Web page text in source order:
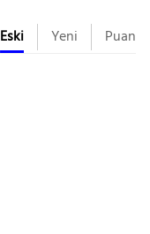
Eski Yeni Puan